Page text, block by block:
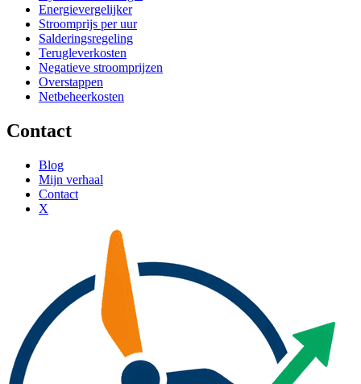
Energievergelijker
Stroomprijs per uur
Salderingsregeling
Terugleverkosten
Negatieve stroomprijzen
Overstappen
Netbeheerkosten
Contact
Blog
Mijn verhaal
Contact
X